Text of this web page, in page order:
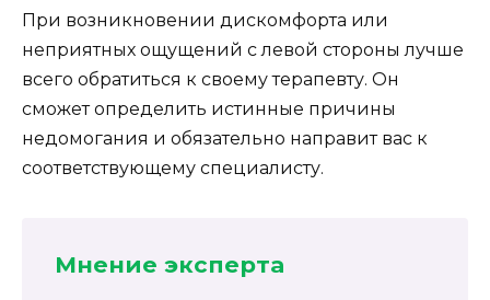
При возникновении дискомфорта или
неприятных ощущений с левой стороны лучше
всего обратиться к своему терапевту. Он
сможет определить истинные причины
недомогания и обязательно направит вас к
соответствующему специалисту.
Мнение эксперта